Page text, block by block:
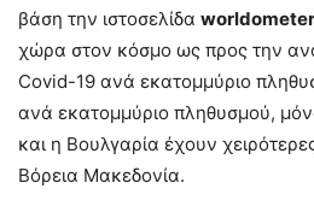
βάση την ιστοσελίδα
χώρα στον κόσμο ως προς την
Covid-19 ανά εκατομμύριο
ανά εκατομμύριο πληθυσμού,
και η Βουλγαρία έχουν
Βόρεια Μακεδονία.